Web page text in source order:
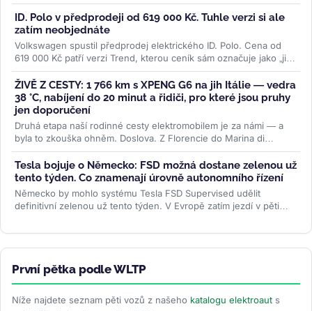
mimořádně...>>
ID. Polo v předprodeji od 619 000 Kč. Tuhle verzi si ale
zatím neobjednáte
Volkswagen spustil předprodej elektrického ID. Polo. Cena od
619 000 Kč patří verzi Trend, kterou ceník sám označuje jako „již
brzy"....>>
ŽIVĚ Z CESTY: 1 766 km s XPENG G6 na jih Itálie — vedra
38 °C, nabíjení do 20 minut a řidiči, pro které jsou pruhy
jen doporučení
Druhá etapa naší rodinné cesty elektromobilem je za námi — a
byla to zkouška ohněm. Doslova. Z Florencie do Marina di
Camerota v Kampánii...>>
Tesla bojuje o Německo: FSD možná dostane zelenou už
tento týden. Co znamenají úrovně autonomního řízení
Německo by mohlo systému Tesla FSD Supervised udělit
definitivní zelenou už tento týden. V Evropě zatím jezdí v pěti
První pětka podle WLTP
Níže najdete seznam pěti vozů z našeho katalogu elektroaut s